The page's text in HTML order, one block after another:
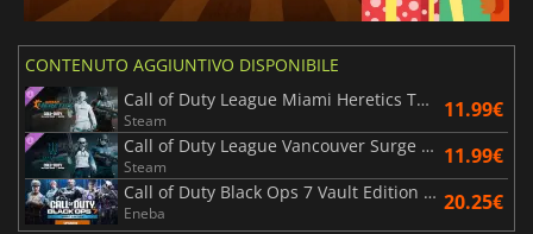
CONTENUTO AGGIUNTIVO DISPONIBILE
Call of Duty League Miami Heretics Team Pack 2026
Steam 11.99€
Call of Duty League Vancouver Surge Team Pack 2026
Steam 11.99€
Call of Duty Black Ops 7 Vault Edition Upgrade
Eneba 20.25€